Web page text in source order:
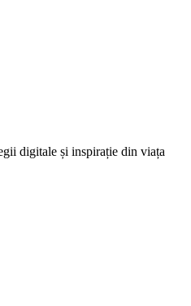
digitale și inspirație din viața